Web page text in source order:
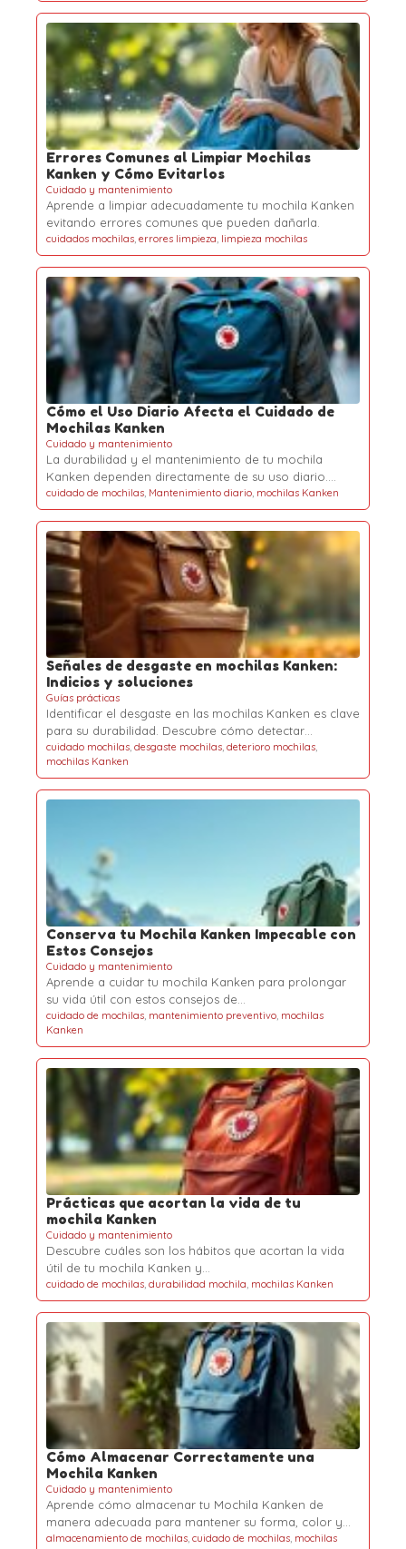
Errores Comunes al Limpiar Mochilas
Kanken y Cómo Evitarlos
Cuidado y mantenimiento
Aprende a limpiar adecuadamente tu mochila Kanken
evitando errores comunes que pueden dañarla.
cuidados mochilas, errores limpieza, limpieza mochilas
Cómo el Uso Diario Afecta el Cuidado de
Mochilas Kanken
Cuidado y mantenimiento
La durabilidad y el mantenimiento de tu mochila
Kanken dependen directamente de su uso diario.…
cuidado de mochilas, Mantenimiento diario, mochilas Kanken
Señales de desgaste en mochilas Kanken:
Indicios y soluciones
Guías prácticas
Identificar el desgaste en las mochilas Kanken es clave
para su durabilidad. Descubre cómo detectar…
cuidado mochilas, desgaste mochilas, deterioro mochilas,
mochilas Kanken
Conserva tu Mochila Kanken Impecable con
Estos Consejos
Cuidado y mantenimiento
Aprende a cuidar tu mochila Kanken para prolongar
su vida útil con estos consejos de…
cuidado de mochilas, mantenimiento preventivo, mochilas
Kanken
Prácticas que acortan la vida de tu
mochila Kanken
Cuidado y mantenimiento
Descubre cuáles son los hábitos que acortan la vida
útil de tu mochila Kanken y…
cuidado de mochilas, durabilidad mochila, mochilas Kanken
Cómo Almacenar Correctamente una
Mochila Kanken
Cuidado y mantenimiento
Aprende cómo almacenar tu Mochila Kanken de
manera adecuada para mantener su forma, color y…
almacenamiento de mochilas, cuidado de mochilas, mochilas